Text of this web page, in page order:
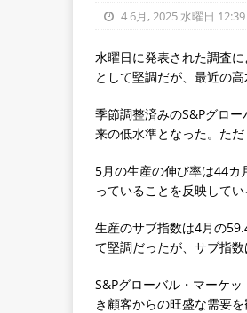
4 6月, 2025 水曜日 12:39
水曜日に発表された調査
として堅調だが、最近の高
季節調整済みのS&Pグロ
来の低水準となった。た
5月の生産の伸び率は44カ
っていることを反映してい
生産のサブ指数は4月の
て堅調だったが、サブ指
S&Pグローバル・マーケ
き顧客からの旺盛な需要